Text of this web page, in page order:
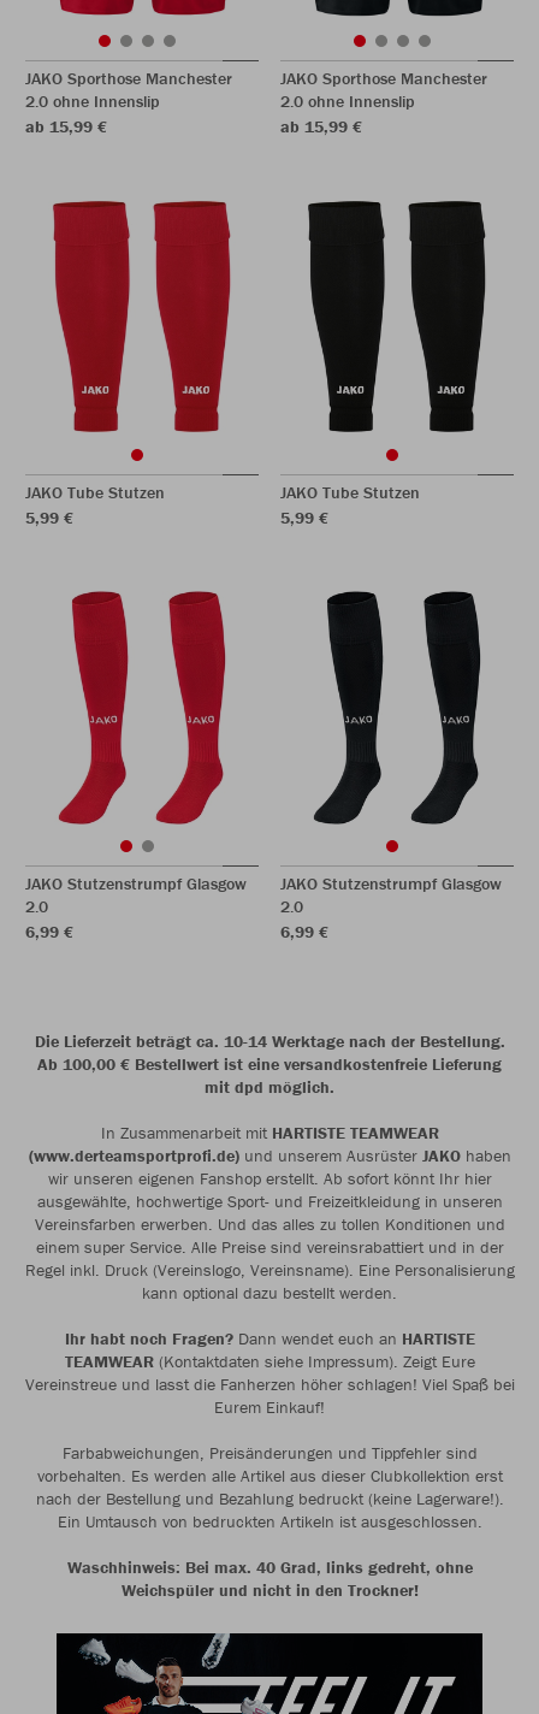
JAKO Sporthose Manchester
2.0 ohne Innenslip
ab 15,99 €
JAKO Sporthose Manchester
2.0 ohne Innenslip
ab 15,99 €
JAKO Tube Stutzen
5,99 €
JAKO Tube Stutzen
5,99 €
JAKO Stutzenstrumpf Glasgow
2.0
6,99 €
JAKO Stutzenstrumpf Glasgow
2.0
6,99 €
Die Lieferzeit beträgt ca. 10-14 Werktage nach der Bestellung.
Ab 100,00 € Bestellwert ist eine versandkostenfreie Lieferung
mit dpd möglich.
In Zusammenarbeit mit HARTISTE TEAMWEAR
(www.derteamsportprofi.de)und unserem Ausrüster JAKOhaben
wir unseren eigenen Fanshop erstellt. Ab sofort könnt Ihr hier
ausgewählte, hochwertige Sport- und Freizeitkleidung in unseren
Vereinsfarben erwerben. Und das alles zu tollen Konditionen und
einem super Service. Alle Preise sind vereinsrabattiert und in der
Regel inkl. Druck (Vereinslogo, Vereinsname). Eine Personalisierung
kann optional dazu bestellt werden.
Ihr habt noch Fragen?Dann wendet euch an HARTISTE
TEAMWEAR(Kontaktdaten siehe Impressum). Zeigt Eure
Vereinstreue und lasst die Fanherzen höher schlagen! Viel Spaß bei
Eurem Einkauf!
Farbabweichungen, Preisänderungen und Tippfehler sind
vorbehalten. Es werden alle Artikel aus dieser Clubkollektion erst
nach der Bestellung und Bezahlung bedruckt (keine Lagerware!).
Ein Umtausch von bedruckten Artikeln ist ausgeschlossen.
Waschhinweis: Bei max. 40 Grad, links gedreht, ohne
Weichspüler und nicht in den Trockner!